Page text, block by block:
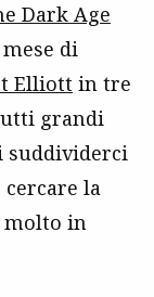
Dark Age
di
Elliott in tre
grandi
suddividerci
la
molto in